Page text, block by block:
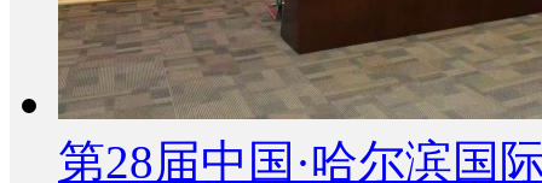
第28届中国·哈尔滨国